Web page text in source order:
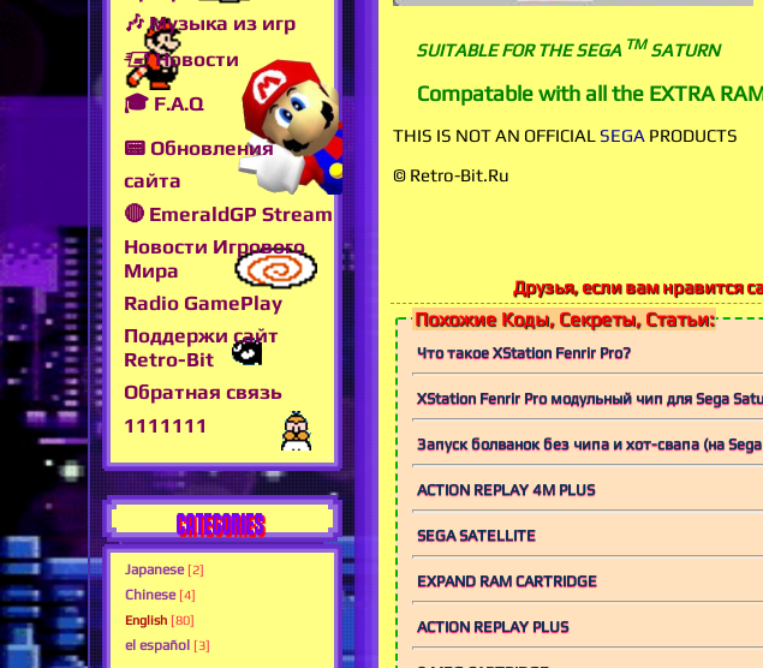
🎶 Музыка из игр
🖅 Новости
🎓 F.A.Q
📟 Обновления
сайта
🔴 EmeraldGP Stream
Новости Игрового
Мира
Radio GamePlay
Поддержи сайт
Retro-Bit
Обратная связь
1111111
CATEGORIES
Japanese [2]
Chinese [4]
English [80]
el español [3]
SUITABLE FOR THE SEGA TMSATURN
Compatable with all the EXTRA
THIS IS NOT AN OFFICIAL SEGA PRODUCTS
© Retro-Bit.Ru
Друзья, если вам нравится
Похожие Коды, Секреты, Статьи:
Что такое XStation Fenrir Pro?
XStation Fenrir Pro модульный чип для Sega
Запуск болванок без чипа и хот-свапа (на
ACTION REPLAY 4M PLUS
SEGA SATELLITE
EXPAND RAM CARTRIDGE
ACTION REPLAY PLUS